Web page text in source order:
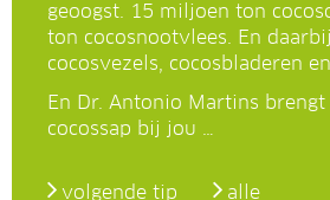
geoogst. 15 miljoen ton
ton cocosnootvlees. En
cocosvezels, cocosbladeren
En Dr. Antonio Martins
cocossap bij jou …
volgende tip alle